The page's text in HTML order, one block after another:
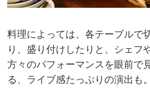
料理によっては、各テーブルで
り、盛り付けしたりと、シェフ
方々のパフォーマンスを眼前で
る、ライブ感たっぷりの演出も。